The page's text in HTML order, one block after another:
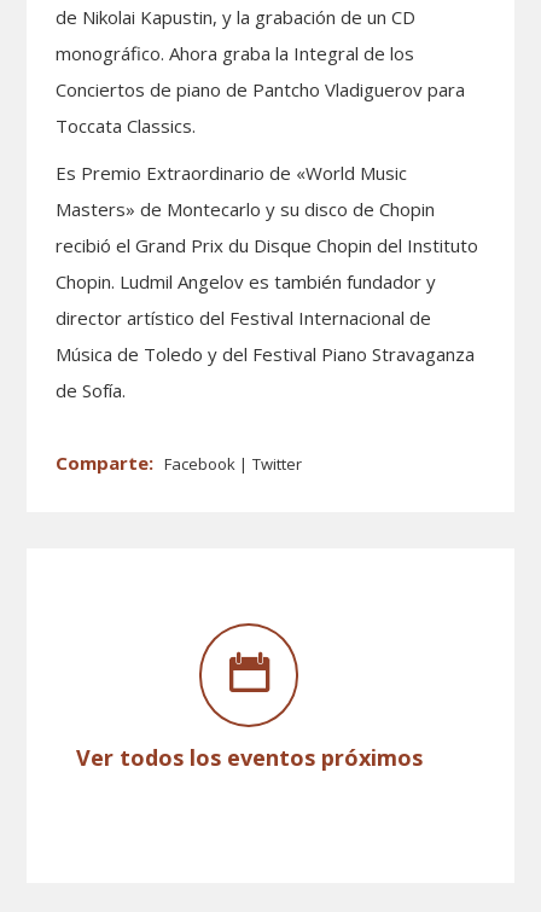
de Nikolai Kapustin, y la grabación de un CD
monográfico. Ahora graba la Integral de los
Conciertos de piano de Pantcho Vladiguerov para
Toccata Classics.
Es Premio Extraordinario de «World Music
Masters» de Montecarlo y su disco de Chopin
recibió el Grand Prix du Disque Chopin del Instituto
Chopin. Ludmil Angelov es también fundador y
director artístico del Festival Internacional de
Música de Toledo y del Festival Piano Stravaganza
de Sofía.
Facebook Twitter
Ver todos los eventos próximos